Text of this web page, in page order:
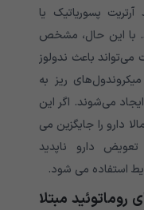
پسوریاتیک یا
با این حال، مشخص
باعث ندولوز
ریز به
می‌شوند. اگر این
دارو را جایگزین می
دارو ناپدید
استفاده می شود.
مبتلا